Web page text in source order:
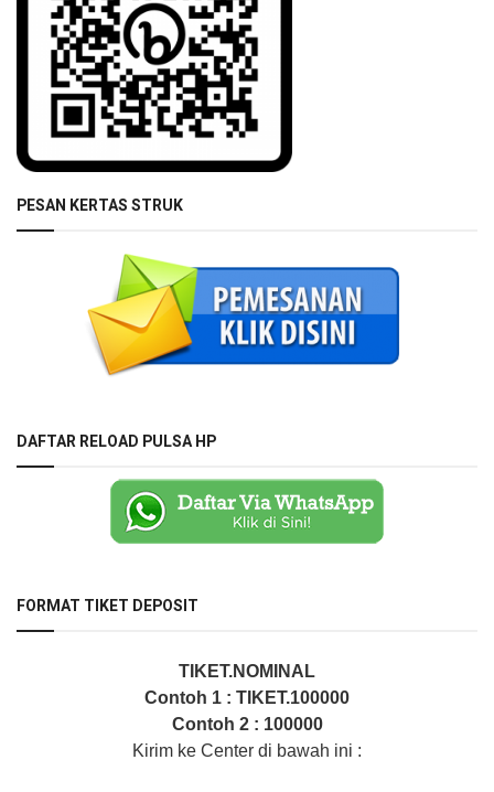
PESAN KERTAS STRUK
DAFTAR RELOAD PULSA HP
FORMAT TIKET DEPOSIT
TIKET.NOMINAL
Contoh 1 : TIKET.100000
Contoh 2 : 100000
Kirim ke Center di bawah ini :